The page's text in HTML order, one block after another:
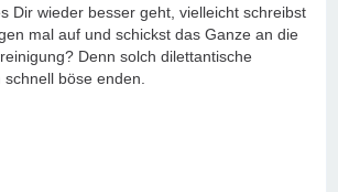
Dir wieder besser geht, vielleicht schreibst
mal auf und schickst das Ganze an die
Denn solch dilettantische
böse enden.